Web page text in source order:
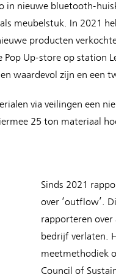
in nieuwe bluetooth-
meubelstuk. In 2021
producten
Up-store op station
waardevol zijn en een
via veilingen een
25 ton materiaal
Sinds 2021
over ‘outflow’.
rapporteren over
bedrijf verlaten.
meetmethodiek
Council of